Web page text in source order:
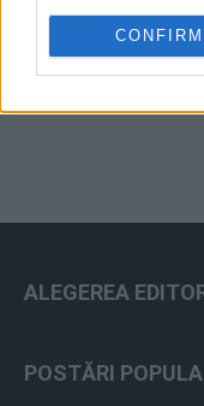
CONFIRM
ALEGEREA
POSTĂRI